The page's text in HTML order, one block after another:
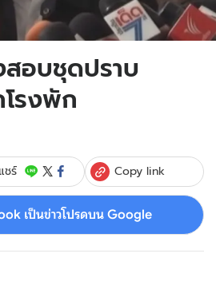
สอบชุดปราบ
รงพัก
แชร์ Copy link
เป็นข่าวโปรดบน Google